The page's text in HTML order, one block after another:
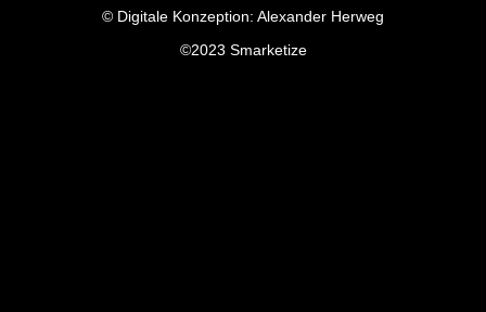
© Digitale Konzeption: Alexander Herweg
©2023 Smarketize